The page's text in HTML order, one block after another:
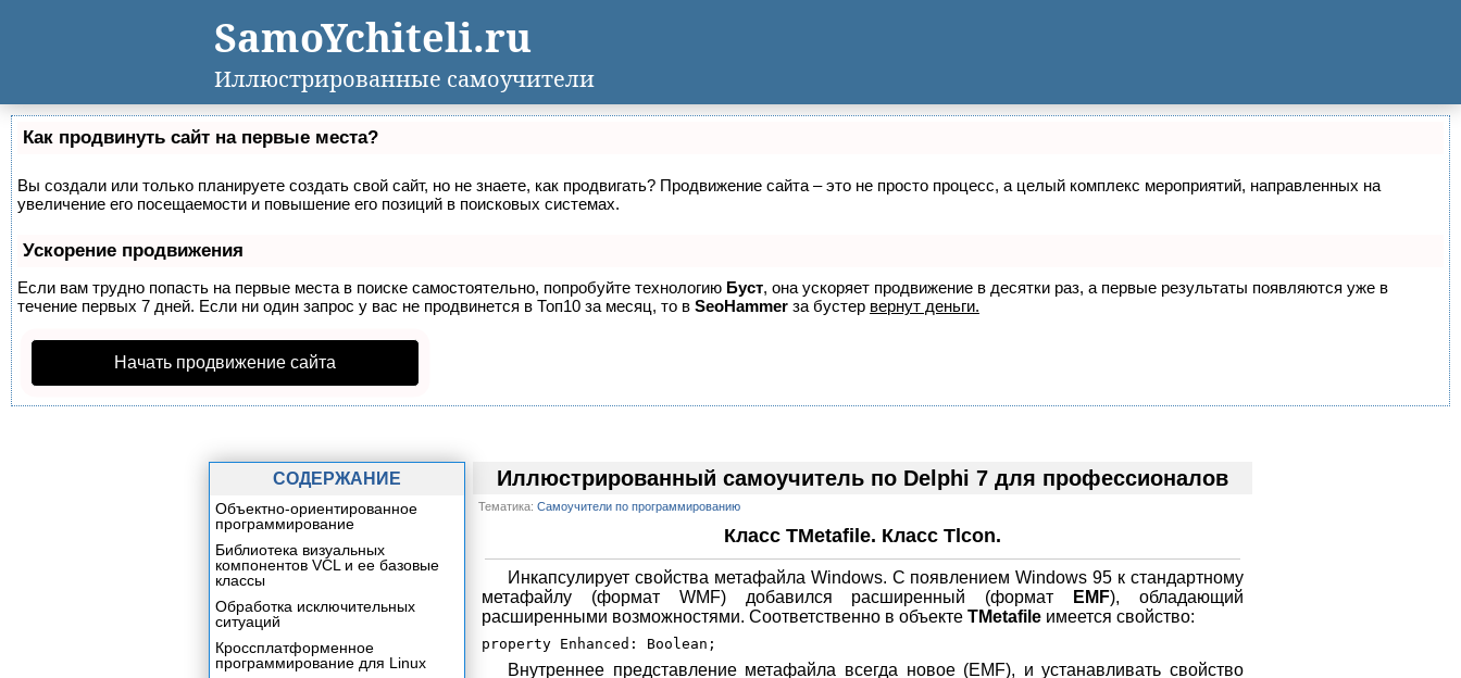
Как продвинуть сайт на первые места?
Вы создали или только планируете создать свой сайт, но не знаете, как продвигать? Продвижение сайта – это не просто процесс, а целый комплекс мероприятий, направленных на
увеличение его посещаемости и повышение его позиций в поисковых системах.
Ускорение продвижения
Если вам трудно попасть на первые места в поиске самостоятельно, попробуйте технологию Буст, она ускоряет продвижение в десятки раз, а первые результаты появляются уже в
течение первых 7 дней. Если ни один запрос у вас не продвинется в Топ10 за месяц, то в SeoHammer за бустер вернут деньги.
Начать продвижение сайта
Иллюстрированный самоучитель по Delphi 7 для профессионалов
Тематика: Самоучители по программированию
Класс TMetafile. Класс Tlcon.
Инкапсулирует свойства метафайла Windows. С появлением Windows 95 к стандартному
метафайлу (формат WMF) добавился расширенный (формат
EMF), обладающий
расширенными возможностями. Соответственно в объекте TMetafile имеется свойство:
Внутреннее представление метафайла всегда новое (EMF), и устанавливать свойство
СОДЕРЖАНИЕ
Объектно-ориентированное
программирование
Библиотека визуальных
компонентов VCL и ее базовые
классы
Обработка исключительных
ситуаций
Кроссплатформенное
программирование для Linux
SamoYchiteli.ru
Иллюстрированные самоучители